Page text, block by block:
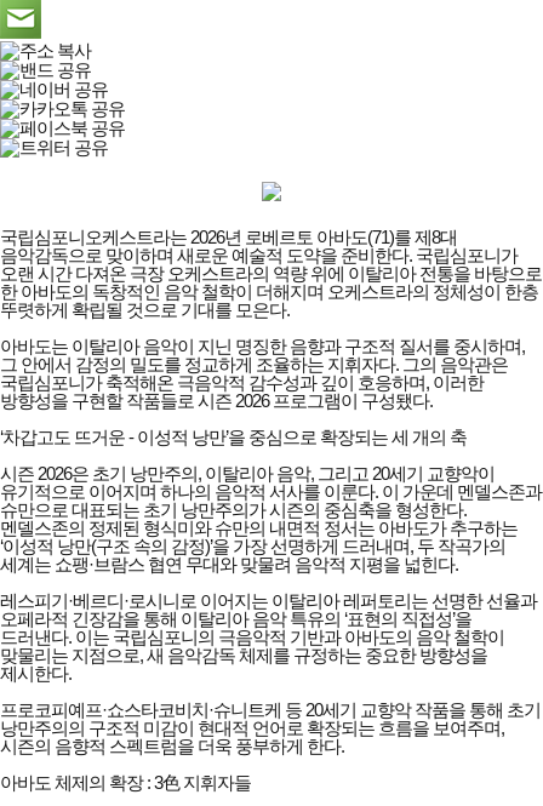
국립심포니오케스트라는 2026년 로베르토 아바도(71)를 제8대
음악감독으로 맞이하며 새로운 예술적 도약을 준비한다. 국립심포니가
오랜 시간 다져온 극장 오케스트라의 역량 위에 이탈리아 전통을 바탕으로
한 아바도의 독창적인 음악 철학이 더해지며 오케스트라의 정체성이 한층
뚜렷하게 확립될 것으로 기대를 모은다.
아바도는 이탈리아 음악이 지닌 명징한 음향과 구조적 질서를 중시하며,
그 안에서 감정의 밀도를 정교하게 조율하는 지휘자다. 그의 음악관은
국립심포니가 축적해온 극음악적 감수성과 깊이 호응하며, 이러한
방향성을 구현할 작품들로 시즌 2026 프로그램이 구성됐다.
‘차갑고도 뜨거운 - 이성적 낭만’을 중심으로 확장되는 세 개의 축
시즌 2026은 초기 낭만주의, 이탈리아 음악, 그리고 20세기 교향악이
유기적으로 이어지며 하나의 음악적 서사를 이룬다. 이 가운데 멘델스존과
슈만으로 대표되는 초기 낭만주의가 시즌의 중심축을 형성한다.
멘델스존의 정제된 형식미와 슈만의 내면적 정서는 아바도가 추구하는
‘이성적 낭만(구조 속의 감정)’을 가장 선명하게 드러내며, 두 작곡가의
세계는 쇼팽·브람스 협연 무대와 맞물려 음악적 지평을 넓힌다.
레스피기·베르디·로시니로 이어지는 이탈리아 레퍼토리는 선명한 선율과
오페라적 긴장감을 통해 이탈리아 음악 특유의 ‘표현의 직접성’을
드러낸다. 이는 국립심포니의 극음악적 기반과 아바도의 음악 철학이
맞물리는 지점으로, 새 음악감독 체제를 규정하는 중요한 방향성을
제시한다.
프로코피예프·쇼스타코비치·슈니트케 등 20세기 교향악 작품을 통해 초기
낭만주의의 구조적 미감이 현대적 언어로 확장되는 흐름을 보여주며,
시즌의 음향적 스펙트럼을 더욱 풍부하게 한다.
아바도 체제의 확장 : 3色 지휘자들